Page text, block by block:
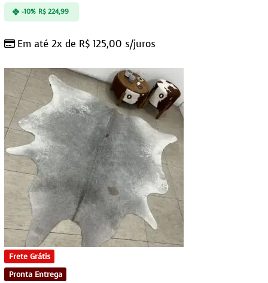
Em até 2x de R$ 125,00 s/juros
-10% R$224,99
Frete Grátis
Pronta Entrega